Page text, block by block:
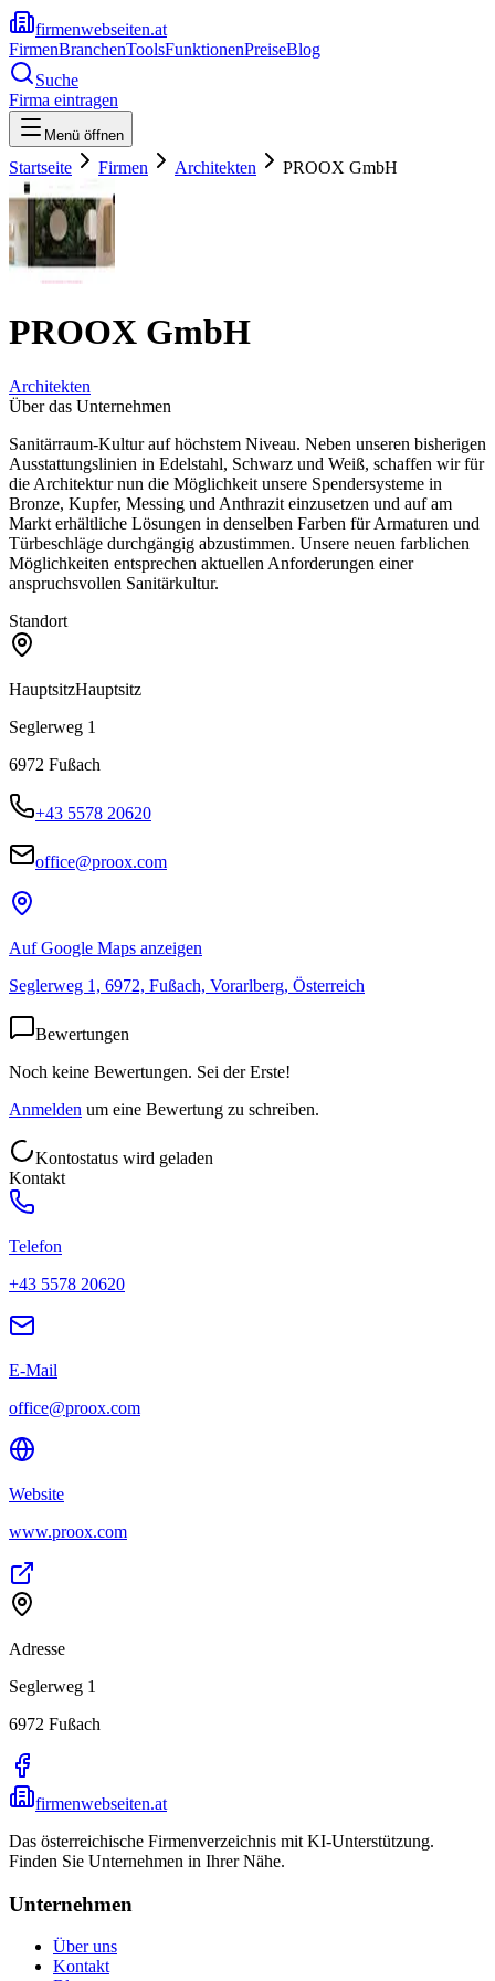
firmenwebseiten.at
FirmenBranchenToolsFunktionenPreiseBlog
Suche
Firma eintragen
Menü öffnen
Startseite Firmen Architekten PROOX GmbH
PROOX GmbH
Architekten
Über das Unternehmen
Sanitärraum-Kultur auf höchstem Niveau. Neben unseren bisherigen
Ausstattungslinien in Edelstahl, Schwarz und Weiß, schaffen wir für
die Architektur nun die Möglichkeit unsere Spendersysteme in
Bronze, Kupfer, Messing und Anthrazit einzusetzen und auf am
Markt erhältliche Lösungen in denselben Farben für Armaturen und
Türbeschläge durchgängig abzustimmen. Unsere neuen farblichen
Möglichkeiten entsprechen aktuellen Anforderungen einer
anspruchsvollen Sanitärkultur.
Standort
HauptsitzHauptsitz
Seglerweg 1
6972 Fußach
+43 5578 20620
office@proox.com
Auf Google Maps anzeigen
Seglerweg 1, 6972, Fußach, Vorarlberg, Österreich
Bewertungen
Noch keine Bewertungen. Sei der Erste!
Anmelden um eine Bewertung zu schreiben.
Kontostatus wird geladen
Kontakt
Telefon
+43 5578 20620
E-Mail
office@proox.com
Website
www.proox.com
Adresse
Seglerweg 1
6972 Fußach
firmenwebseiten.at
Das österreichische Firmenverzeichnis mit KI-Unterstützung.
Finden Sie Unternehmen in Ihrer Nähe.
Unternehmen
Über uns
Kontakt